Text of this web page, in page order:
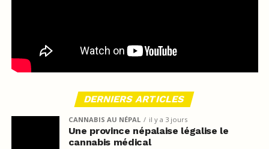
DERNIERS ARTICLES
CANNABIS AU NÉPAL il y a 3 jours
Une province népalaise légalise le
cannabis médical